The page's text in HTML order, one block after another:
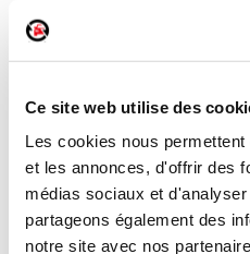
Ce site web utilise des
Les cookies nous
et les annonces, d'offrir des
médias sociaux et
partageons également des
notre site avec nos
Poignée intérieure
Réf. constructeur :8200730865
Modèle d'origine : RENAULT
Modèle de
Caractéristiques